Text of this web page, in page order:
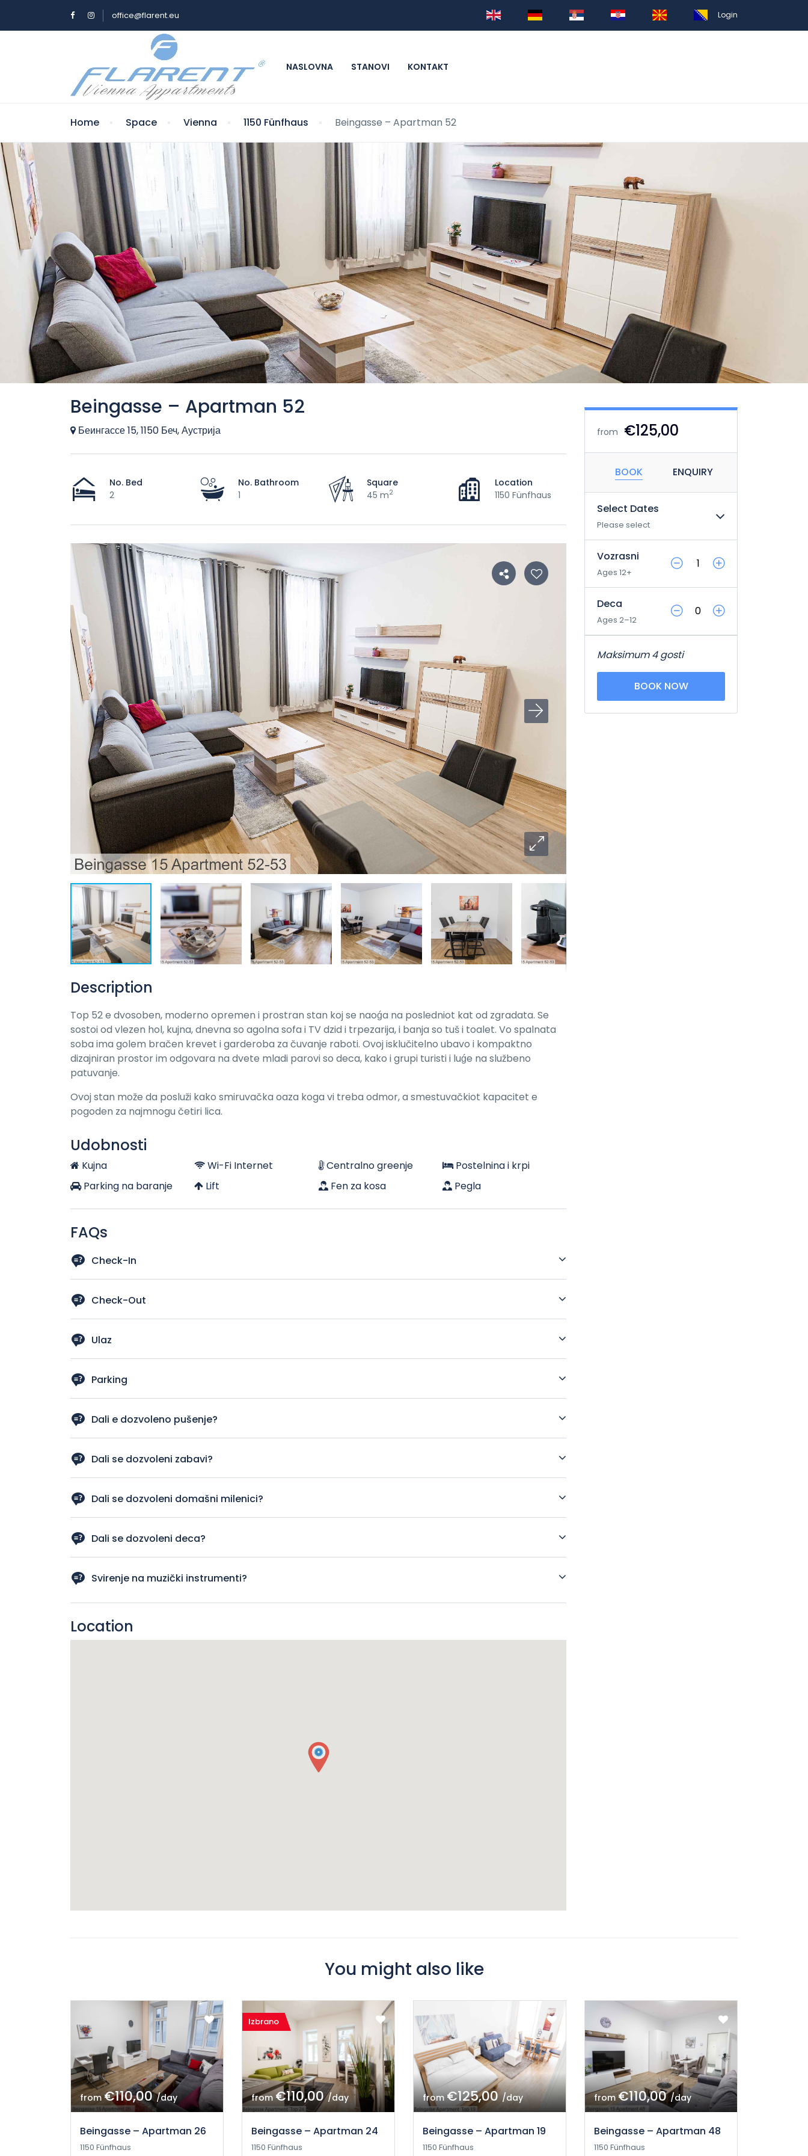
office@flarent.eu Login
NASLOVNA STANOVI KONTAKT
Home Space Vienna 1150 Fünfhaus Beingasse – Apartman 52
Beingasse – Apartman 52
Беингассе 15, 1150 Беч, Аустрија
No. Bed
2
No. Bathroom
1
Square
45 m2
Location
1150 Fünfhaus
Description
Top 52 e dvosoben, moderno opremen i prostran stan koj se naoǵa na posledniot kat od zgradata. Se
sostoi od vlezen hol, kujna, dnevna so agolna sofa i TV dzid i trpezarija, i banja so tuš i toalet. Vo spalnata
soba ima golem bračen krevet i garderoba za čuvanje raboti. Ovoj isklučitelno ubavo i kompaktno
dizajniran prostor im odgovara na dvete mladi parovi so deca, kako i grupi turisti i luǵe na službeno
patuvanje.
Ovoj stan može da posluži kako smiruvačka oaza koga vi treba odmor, a smestuvačkiot kapacitet e
pogoden za najmnogu četiri lica.
Udobnosti
Kujna Wi-Fi Internet Centralno greenje
Postelnina i krpi
Parking na baranje
Lift Fen za kosa Pegla
FAQs
Check-In
Check-Out
Ulaz
Parking
Dali e dozvoleno pušenje?
Dali se dozvoleni zabavi?
Dali se dozvoleni domašni milenici?
Dali se dozvoleni deca?
Svirenje na muzički instrumenti?
Po dogovor
Location
from €125,00
BOOK ENQUIRY
Select Dates
Please select
Vozrasni
Ages 12+
Deca
Ages 2–12
Maksimum 4 gosti
BOOK NOW
You might also like
from€110,00/day
Beingasse – Apartman 26
1150 Fünfhaus
Izbrano
from€110,00/day
Beingasse – Apartman 24
1150 Fünfhaus
from€125,00/day
Beingasse – Apartman 19
1150 Fünfhaus
from€110,00/day
Beingasse – Apartman 48
1150 Fünfhaus